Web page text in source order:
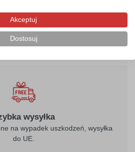
2 dni robocze od
wysyłka
na wypadek uszkodzeń, wysyłka
do UE.
Akceptuj
Dostosuj